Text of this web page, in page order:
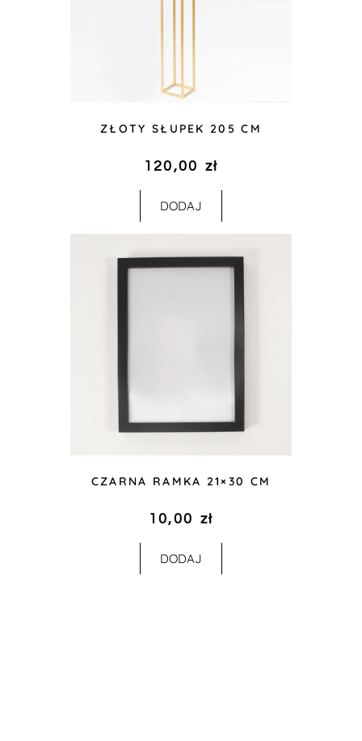
ZŁOTY SŁUPEK 205 CM
120,00 zł
DODAJ
CZARNA RAMKA 21×30 CM
10,00 zł
DODAJ